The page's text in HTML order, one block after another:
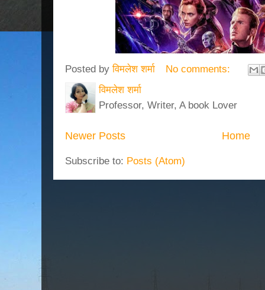
Posted byविमलेश शर्मा
No comments:
विमलेश शर्मा
Professor, Writer, A book Lover
Newer Posts Home
Subscribe to: Posts (Atom)